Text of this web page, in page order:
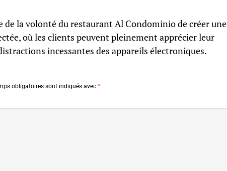
la volonté du restaurant Al Condominio de créer une
où les clients peuvent pleinement apprécier leur
incessantes des appareils électroniques.
obligatoires sont indiqués avec *